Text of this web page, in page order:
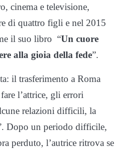
cinema e televisione,
di quattro figli e nel 2015
il suo libro “Un cuore
alla gioia della fede”.
il trasferimento a Roma
l’attrice, gli errori
relazioni difficili, la
Dopo un periodo difficile,
perduto, l’autrice ritrova se